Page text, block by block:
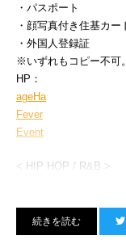
・パスポート
・顔写真付き住基カー
・外国人登録証
※いずれもコピー不可。
HP：
ageHa
Fever
Event
< HIP HOP / R&B >
TARO SOUL & DJ 威蔵
meajyu